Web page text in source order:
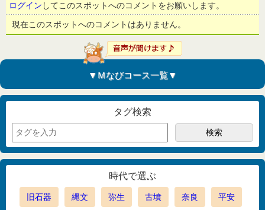
ログイン してこのスポットへのコメントをお願いします。
現在このスポットへのコメントはありません。
▼Ｍなびコース一覧▼
タグ検索
時代で選ぶ
旧石器 縄文 弥生 古墳 奈良 平安